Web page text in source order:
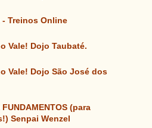
Treinos Online
Vale! Dojo Taubaté.
Vale! Dojo São José dos
(para
Senpai Wenzel